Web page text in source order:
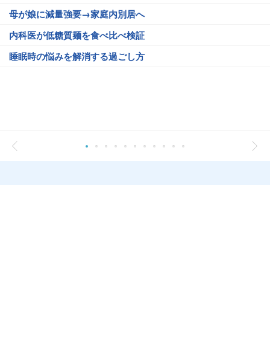
母が娘に減量強要→家庭内別居へ
内科医が低糖質麺を食べ比べ検証
睡眠時の悩みを解消する過ごし方